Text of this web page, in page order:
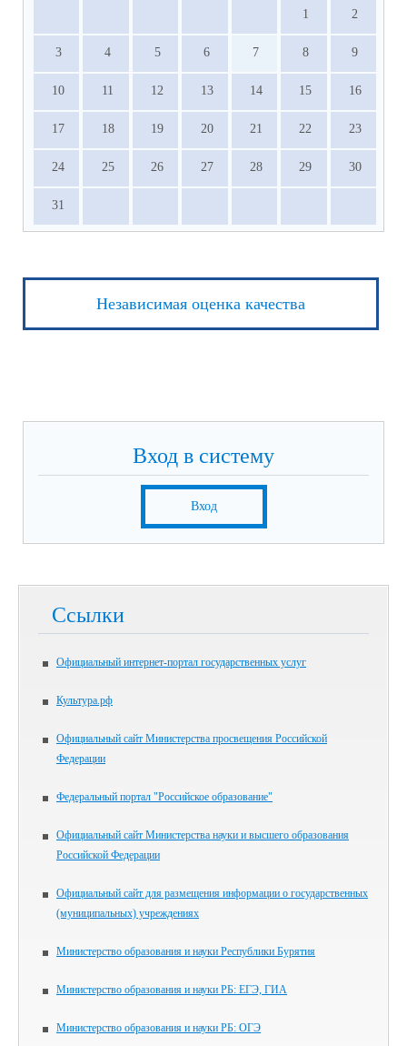
1 2
3 4 5 6 7 8 9
10 11 12 13 14 15 16
17 18 19 20 21 22 23
24 25 26 27 28 29 30
31
Независимая оценка качества
Вход в систему
Вход
Ссылки
Официальный интернет-портал государственных услуг
Культура.рф
Официальный сайт Министерства просвещения Российской
Федерации
Федеральный портал "Российское образование"
Официальный сайт Министерства науки и высшего образования
Российской Федерации
Официальный сайт для размещения информации о государственных
(муниципальных) учреждениях
Министерство образования и науки Республики Бурятия
Министерство образования и науки РБ: ЕГЭ, ГИА
Министерство образования и науки РБ: ОГЭ